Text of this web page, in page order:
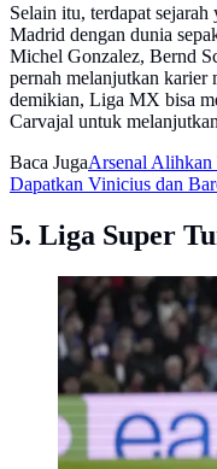
Selain itu, terdapat sejarah
Madrid dengan dunia
Michel Gonzalez, Bernd
pernah melanjutkan karier
demikian, Liga MX bisa
Carvajal untuk
Baca JugaArsenal Alihkan
Dapatkan Vinicius dan
5. Liga Super